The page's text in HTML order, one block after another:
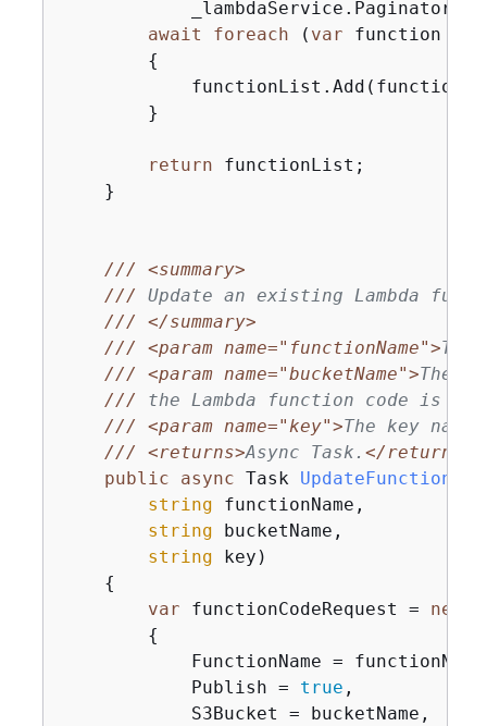
await
foreach ( var function
{
            functionList.Add(function);
        }
return functionList;
    }
///
<summary>
/// Update an existing Lambda
///
</summary>
///
<param name="functionName">The
///
<param name="bucketName">The
/// the Lambda function code is
///
<param name="key">The key
///
<returns>Async Task. </returns>
public
async Task
string functionName,
string bucketName,
string key )
{
var functionCodeRequest = new
{
FunctionName =
            Publish =
true ,
            S3Bucket = bucketName,